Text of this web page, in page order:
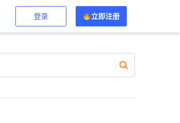
登录 立即注册